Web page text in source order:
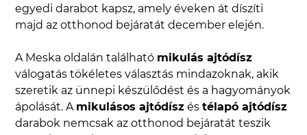
egyedi darabot kapsz, amely éveken át díszíti
majd az otthonod bejáratát december elején.
A Meska oldalán található mikulás ajtódísz
válogatás tökéletes választás mindazoknak, akik
szeretik az ünnepi készülődést és a hagyományok
ápolását. A mikulásos ajtódísz éstélapó ajtódísz
darabok nemcsak az otthonod bejáratát teszik